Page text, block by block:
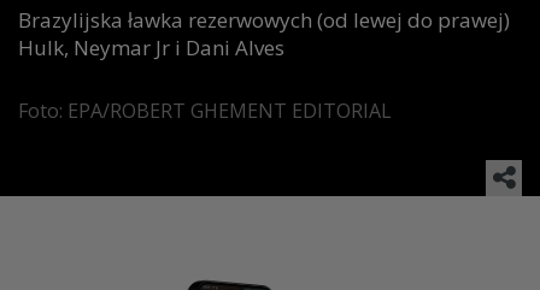
Brazylijska ławka rezerwowych (od lewej do prawej)
Hulk, Neymar Jr i Dani Alves
Foto: EPA/ROBERT GHEMENT EDITORIAL